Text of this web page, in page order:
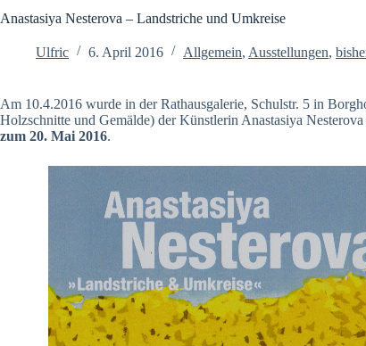
Anastasiya Nesterova – Landstriche und Umkreise
Ulfric 6. April 2016 Allgemein, Ausstellungen,
Am 10.4.2016 wurde in der Rathausgalerie, Schulstr. 5 in
Holzschnitte und Gemälde) der Künstlerin Anastasiya
zum 20. Mai 2016.